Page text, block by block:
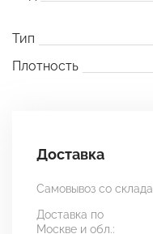
Тип
Плотность
Доставка
Самовывоз со склада
Доставка по
Москве и обл.: